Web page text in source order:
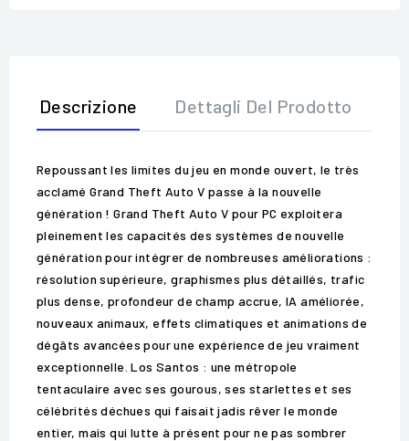
Descrizione Dettagli Del Prodotto
Repoussant les limites du jeu en monde ouvert, le très
acclamé Grand Theft Auto V passe à la nouvelle
génération ! Grand Theft Auto V pour PC exploitera
pleinement les capacités des systèmes de nouvelle
génération pour intégrer de nombreuses améliorations :
résolution supérieure, graphismes plus détaillés, trafic
plus dense, profondeur de champ accrue, IA améliorée,
nouveaux animaux, effets climatiques et animations de
dégâts avancées pour une expérience de jeu vraiment
exceptionnelle. Los Santos : une métropole
tentaculaire avec ses gourous, ses starlettes et ses
célébrités déchues qui faisait jadis rêver le monde
entier, mais qui lutte à présent pour ne pas sombrer